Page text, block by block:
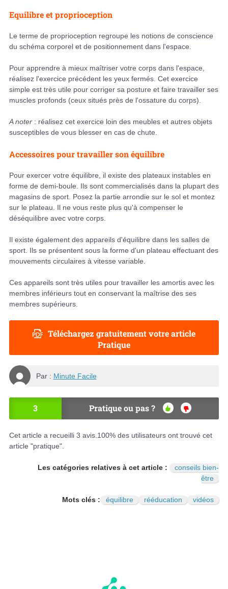
Equilibre et proprioception
Le terme de proprioception regroupe les notions de conscience
du schéma corporel et de positionnement dans l'espace.
Pour apprendre à mieux maîtriser votre corps dans l'espace,
réalisez l'exercice précédent les yeux fermés. Cet exercice
simple est très utile pour corriger sa posture et faire travailler ses
muscles profonds (ceux situés près de l'ossature du corps).
A noter : réalisez cet exercice loin des meubles et autres objets
susceptibles de vous blesser en cas de chute.
Accessoires pour travailler son équilibre
Pour exercer votre équilibre, il existe des plateaux instables en
forme de demi-boule. Ils sont commercialisés dans la plupart des
magasins de sport. Posez la partie arrondie sur le sol et montez
sur le plateau. Il ne vous reste plus qu'à compenser le
déséquilibre avec votre corps.
Il existe également des appareils d'équilibre dans les salles de
sport. Ils se présentent sous la forme d'un plateau effectuant des
mouvements circulaires à vitesse variable.
Ces appareils sont très utiles pour travailler les amortis avec les
membres inférieurs tout en conservant la maîtrise des ses
membres supérieurs.
Téléchargez gratuitement votre article
Pratique
Par : Minute Facile
3 Pratique ou pas ?
OU
NO
N
Cet article a recueilli 3 avis. 100% des utilisateurs ont trouvé cet
article "pratique".
Les catégories relatives à cet article :
conseils bien-
être
Mots clés : équilibre rééducation vidéos